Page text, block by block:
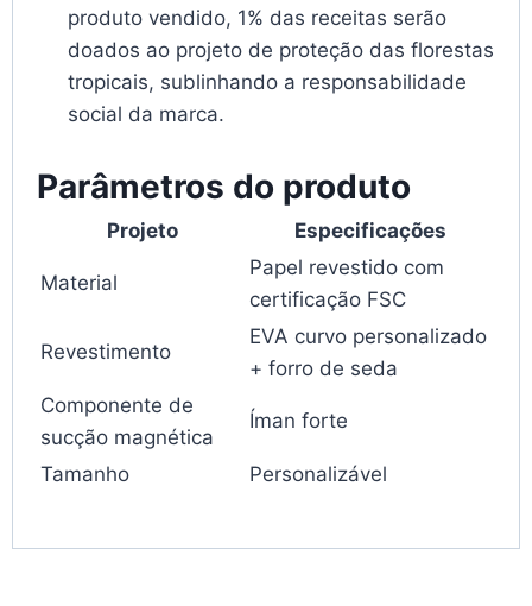
produto vendido, 1% das receitas serão
doados ao projeto de proteção das florestas
tropicais, sublinhando a responsabilidade
social da marca.
Parâmetros do produto
Projeto Especificações
Material
Papel revestido com
certificação FSC
Revestimento
EVA curvo personalizado
+ forro de seda
Componente de
sucção magnética
Íman forte
Tamanho Personalizável